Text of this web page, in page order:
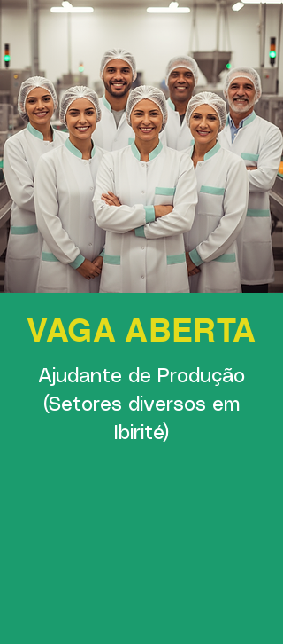
VAGA ABERTA
Ajudante de Produção
(Setores diversos em
Ibirité)